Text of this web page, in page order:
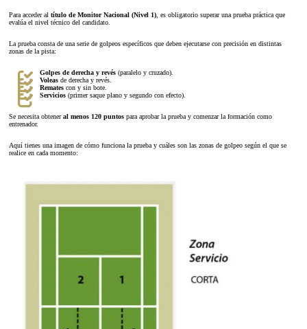
Para acceder al título de Monitor Nacional (Nivel 1) , es obligatorio superar una prueba práctica que
evalúa el nivel técnico del candidato.
La prueba consta de una serie de golpeos específicos que deben ejecutarse con precisión en distintas
zonas de la pista:
Golpes de derecha y revés (paralelo y cruzado).
Voleas de derecha y revés.
Remates con y sin bote.
Servicios (primer saque plano y segundo con efecto).
Se necesita obteneral menos 120 puntos para aprobar la prueba y comenzar la formación como
entrenador.
Aquí tienes una imagen de cómo funciona la prueba y cuáles son las zonas de golpeo según el que se
realice en cada momento: